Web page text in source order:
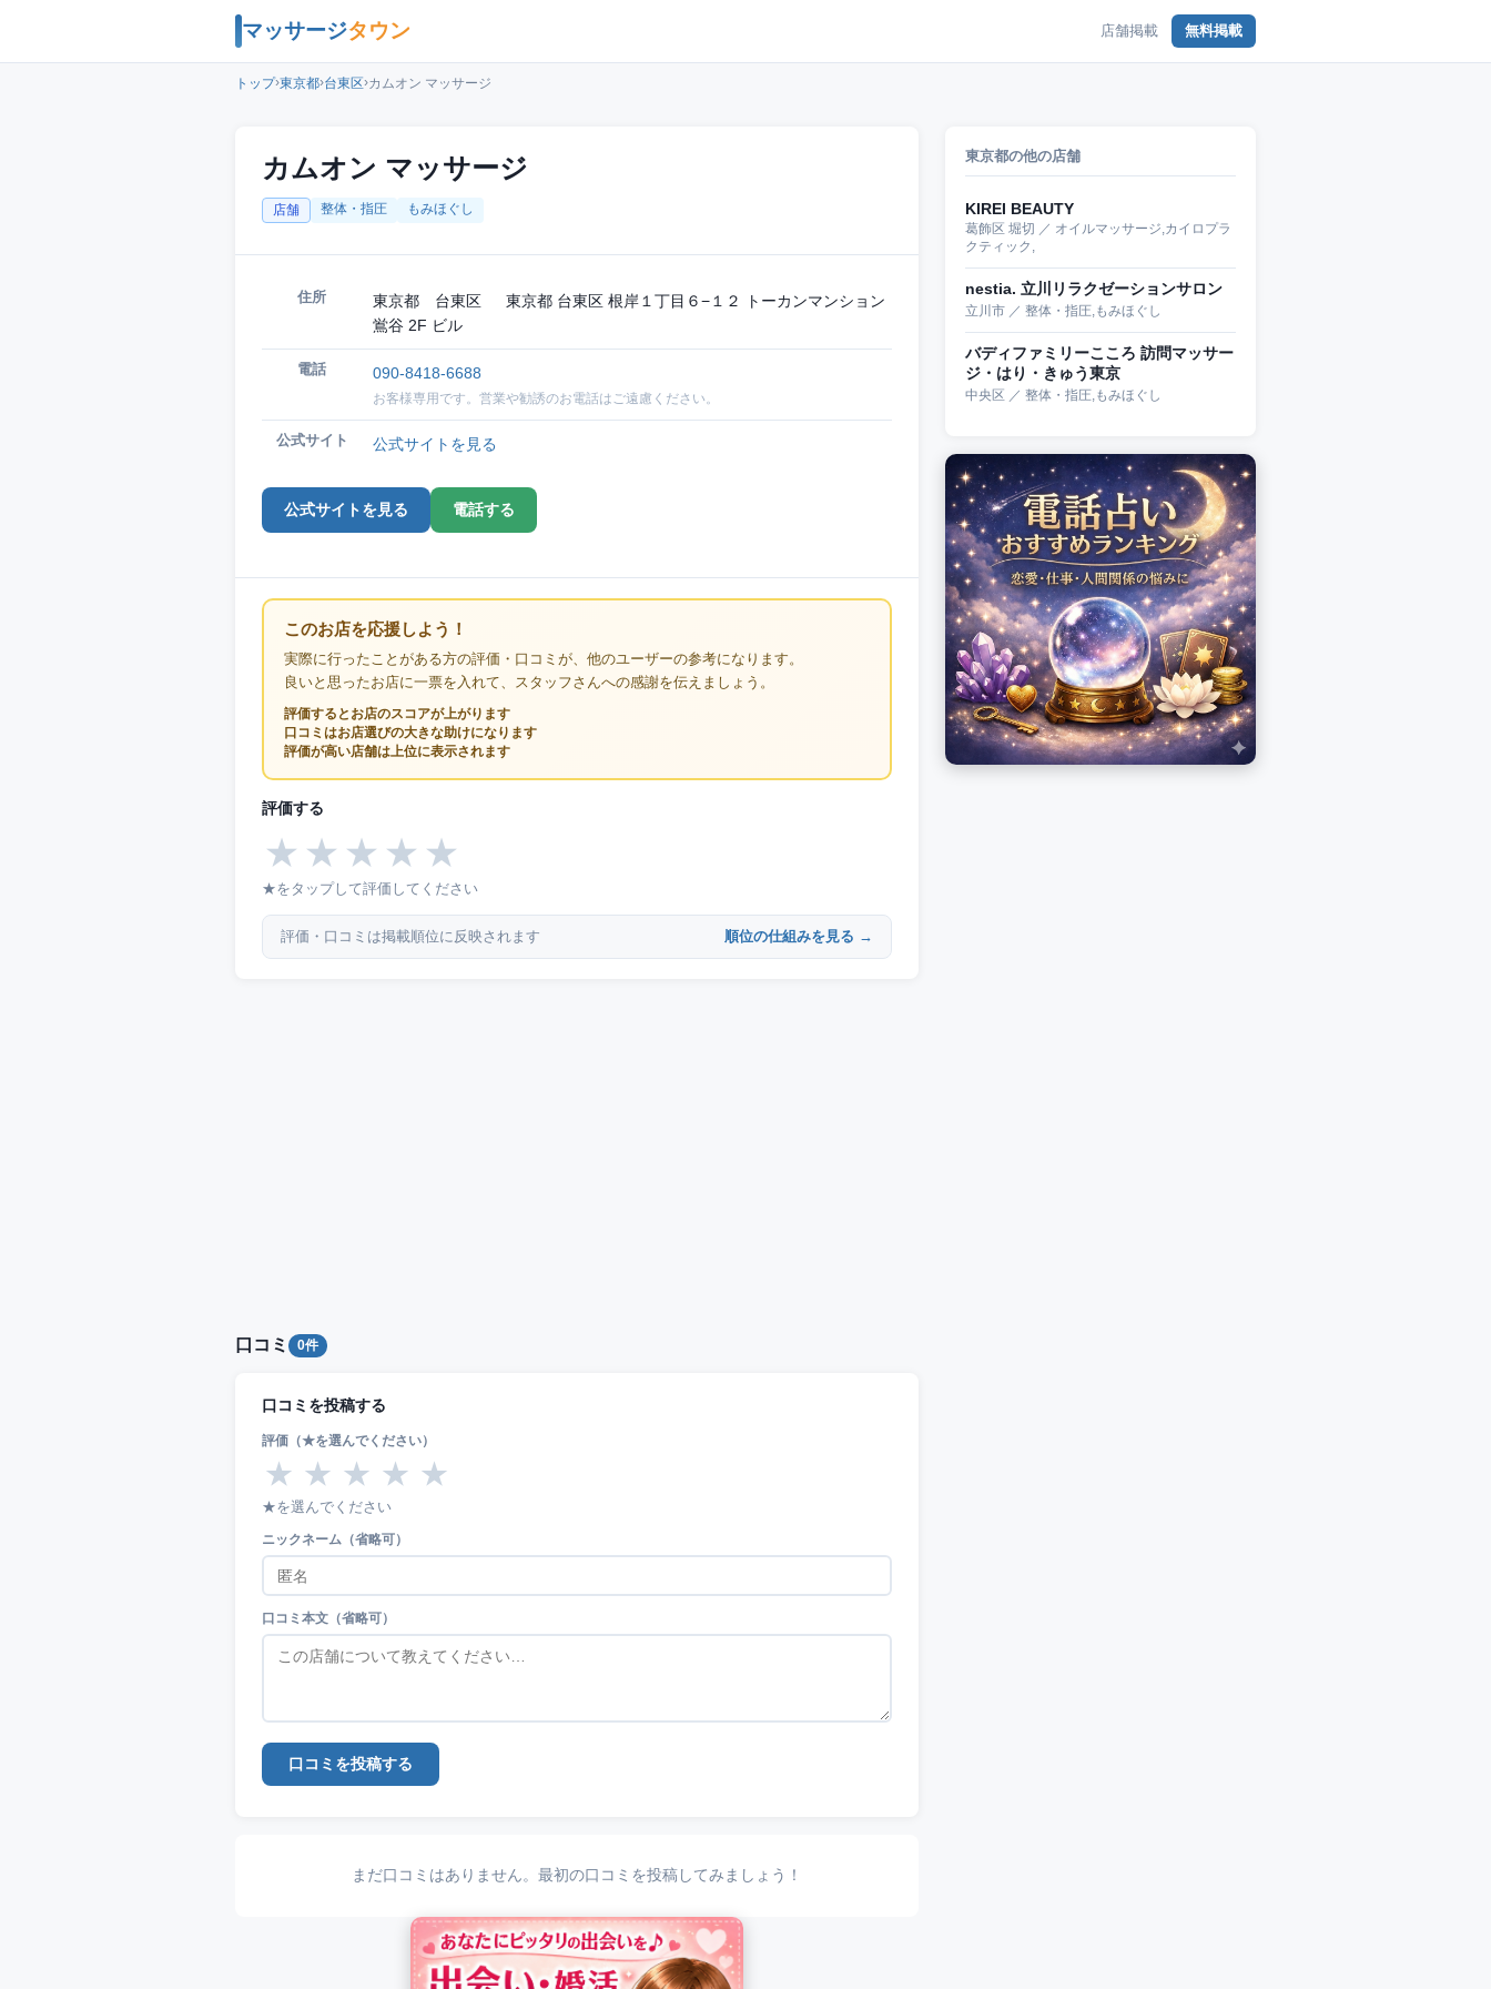
マッサージタウン 店舗掲載 無料掲載
トップ›東京都›台東区›カムオン マッサージ
カムオン マッサージ
店舗 整体・指圧 もみほぐし
住所
東京都 台東区 東京都 台東区 根岸１丁目６−１２ トーカンマンション
鴬谷 2F ビル
電話 090-8418-6688
お客様専用です。営業や勧誘のお電話はご遠慮ください。
公式サイト 公式サイトを見る
公式サイトを見る 電話する
このお店を応援しよう！
実際に行ったことがある方の評価・口コミが、他のユーザーの参考になります。
良いと思ったお店に一票を入れて、スタッフさんへの感謝を伝えましょう。
評価するとお店のスコアが上がります
口コミはお店選びの大きな助けになります
評価が高い店舗は上位に表示されます
評価する
★ ★ ★ ★ ★
★をタップして評価してください
評価・口コミは掲載順位に反映されます 順位の仕組みを見る →
口コミ 0件
口コミを投稿する
評価（★を選んでください）
★ ★ ★ ★ ★
★を選んでください
ニックネーム（省略可）
口コミ本文（省略可）
口コミを投稿する
まだ口コミはありません。最初の口コミを投稿してみましょう！
東京都の他の店舗
KIREI BEAUTY
葛飾区 堀切 ／ オイルマッサージ,カイロプラ
クティック,
nestia. 立川リラクゼーションサロン
立川市 ／ 整体・指圧,もみほぐし
バディファミリーこころ 訪問マッサー
ジ・はり・きゅう東京
中央区 ／ 整体・指圧,もみほぐし